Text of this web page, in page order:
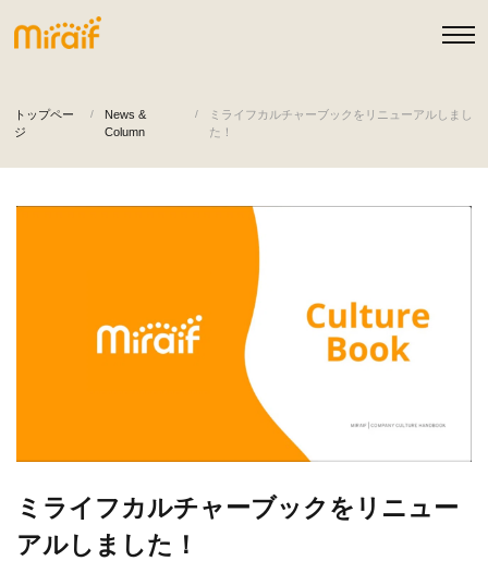
トップペー
ジ
News &
Column
ミライフカルチャーブックをリニューアルしまし
た！
ミライフカルチャーブックをリニュー
アルしました！